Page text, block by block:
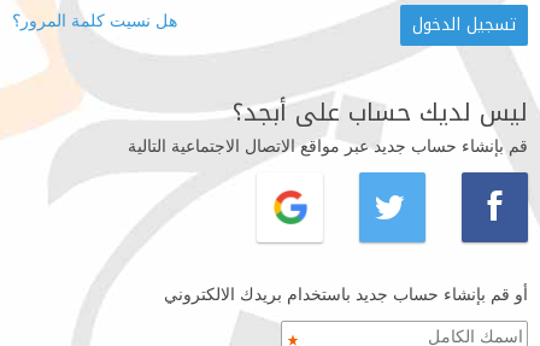
هل نسيت كلمة المرور؟
ليس لديك حساب على أبجد؟
قم بإنشاء حساب جديد عبر مواقع الاتصال الاجتماعية التالية
أو قم بإنشاء حساب جديد باستخدام بريدك الالكتروني